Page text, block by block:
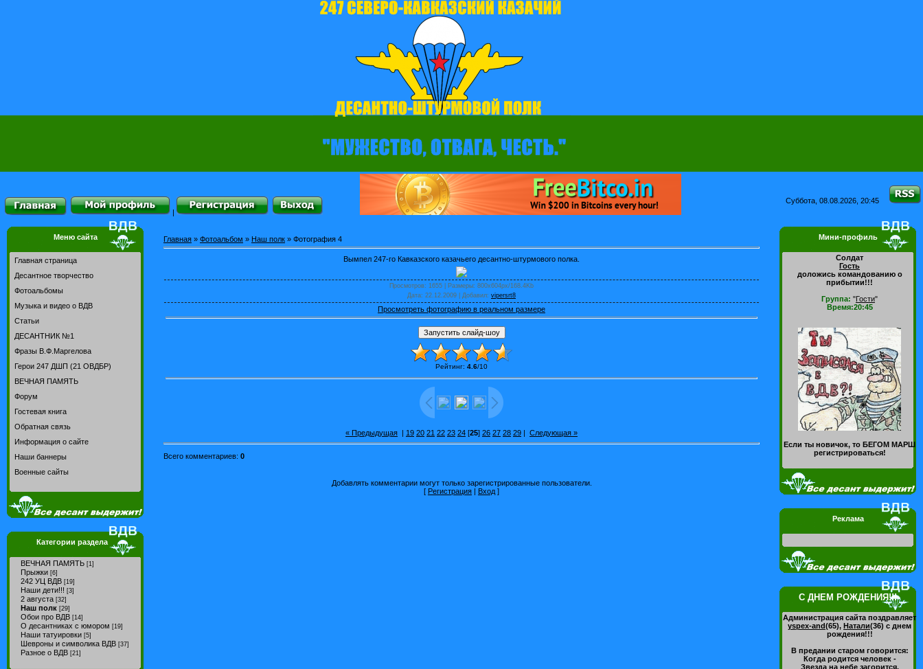
|
Суббота, 08.08.2026, 20:45
Меню сайта
Главная страница
Десантное творчество
Фотоальбомы
Музыка и видео о ВДВ
Статьи
ДЕСАНТНИК №1
Фразы В.Ф.Маргелова
Герои 247 ДШП (21 ОВДБР)
ВЕЧНАЯ ПАМЯТЬ
Форум
Гостевая книга
Обратная связь
Информация о сайте
Наши баннеры
Военные сайты
Категории раздела
ВЕЧНАЯ ПАМЯТЬ [1]
Прыжки [6]
242 УЦ ВДВ [19]
Наши дети!!! [3]
2 августа [32]
Наш полк [29]
Обои про ВДВ [14]
О десантниках с юмором [19]
Наши татуировки [5]
Шевроны и символика ВДВ [37]
Разное о ВДВ [21]
Главная » Фотоальбом » Наш полк » Фотография 4
Вымпел 247-го Кавказского казачьего десантно-штурмового полка.
Просмотров: 1655 | Размеры: 800x604px/168.4Kb
Дата: 22.12.2009 | Добавил: vipersrt8
Просмотреть фотографию в реальном размере
Рейтинг: 4.6/10
« Предыдущая | 19 20 21 22 23 24 [25] 26 27 28 29 | Следующая »
Всего комментариев: 0
Добавлять комментарии могут только зарегистрированные пользователи.
[ Регистрация Вход ]
Мини-профиль
Солдат
Гость
доложись командованию о
прибытии!!!
Группа: "Гости"
Время:20:45
Если ты новичок, то БЕГОМ МАРШ
регистрироваться!
Реклама
С ДНЕМ РОЖДЕНИЯ!!!
Администрация сайта поздравляет
yspex-and(65), Натали(36) с днем
рождения!!!
В предании старом говорится:
Когда родится человек -
Звезда на небе загорится,